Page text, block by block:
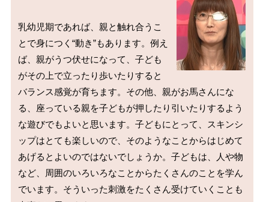
乳幼児期であれば、親と触れ合うこ
とで身につく“動き”もあります。例え
ば、親がうつ伏せになって、子ども
がその上で立ったり歩いたりすると
バランス感覚が育ちます。その他、親がお馬さんにな
る、座っている親を子どもが押したり引いたりするよう
な遊びでもよいと思います。子どもにとって、スキンシ
ップはとても楽しいので、そのようなことからはじめて
あげるとよいのではないでしょうか。子どもは、人や物
など、周囲のいろいろなことからたくさんのことを学ん
でいます。そういった刺激をたくさん受けていくことも